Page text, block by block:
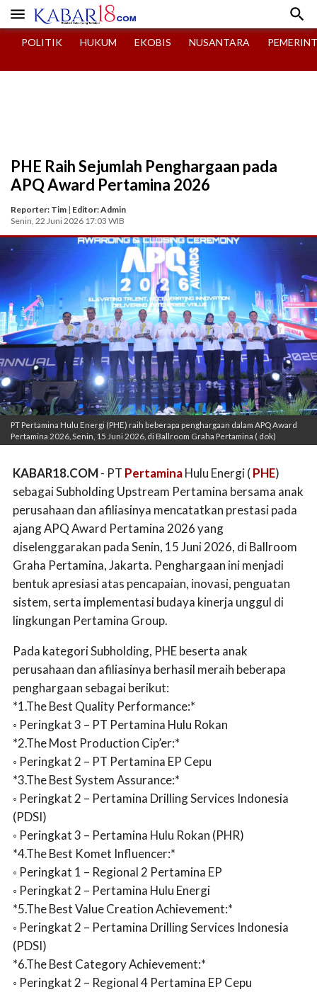
 
POLITIK HUKUM EKOBIS NUSANTARA
PHE Raih Sejumlah Penghargaan pada
APQ Award Pertamina 2026
Reporter: Tim | Editor: Admin
Senin, 22 Juni 2026 17:03 WIB
PT Pertamina Hulu Energi (PHE) raih beberapa penghargaan dalam APQ Award
Pertamina 2026, Senin, 15 Juni 2026, di Ballroom Graha Pertamina ( dok)
KABAR18.COM- PT PertaminaHulu Energi (PHE)
sebagai Subholding Upstream Pertamina bersama anak
perusahaan dan afiliasinya mencatatkan prestasi pada
ajang APQ Award Pertamina 2026 yang
diselenggarakan pada Senin, 15 Juni 2026, di Ballroom
Graha Pertamina, Jakarta. Penghargaan ini menjadi
bentuk apresiasi atas pencapaian, inovasi, penguatan
sistem, serta implementasi budaya kinerja unggul di
lingkungan Pertamina Group.
Pada kategori Subholding, PHE beserta anak
perusahaan dan afiliasinya berhasil meraih beberapa
penghargaan sebagai berikut:
*1.The Best Quality Performance:*
◦ Peringkat 3 – PT Pertamina Hulu Rokan
*2.The Most Production Cip’er:*
◦ Peringkat 2 – PT Pertamina EP Cepu
*3.The Best System Assurance:*
◦ Peringkat 2 – Pertamina Drilling Services Indonesia
(PDSI)
◦ Peringkat 3 – Pertamina Hulu Rokan (PHR)
*4.The Best Komet Influencer:*
◦ Peringkat 1 – Regional 2 Pertamina EP
◦ Peringkat 2 – Pertamina Hulu Energi
*5.The Best Value Creation Achievement:*
◦ Peringkat 2 – Pertamina Drilling Services Indonesia
(PDSI)
*6.The Best Category Achievement:*
◦ Peringkat 2 – Regional 4 Pertamina EP Cepu